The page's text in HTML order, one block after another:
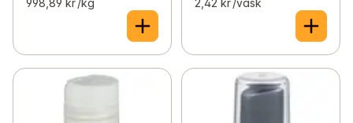
998,89 kr /kg 2,42 kr /vask